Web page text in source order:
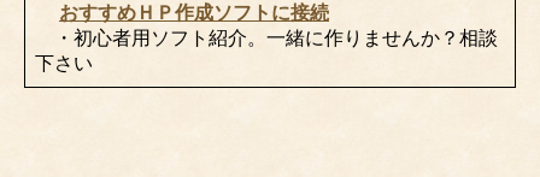
おすすめＨＰ作成ソフトに接続
・初心者用ソフト紹介。一緒に作りませんか？相談
下さい